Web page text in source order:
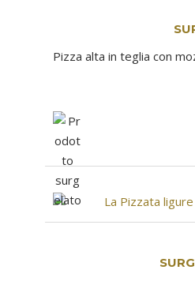
Pizza alta in teglia con